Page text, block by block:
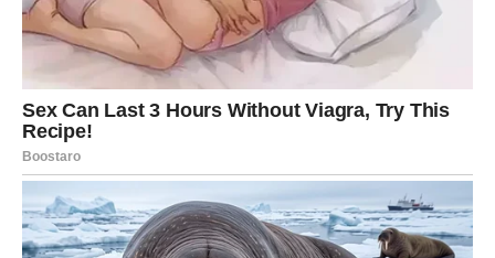
Zato ne dozvolite da vas strah zaustavi kada se pred
vama pojavi prilika koja djeluje prevelika.
Jer upravo ta prilika mogla bi biti početak bogatstva kakvo
niste ni zamišljali.
A zvijezde jasno poručuju – razlog zašto se sve ovo
događa baš vama jeste činjenica da ste svojim trudom,
inteligencijom konačno zaslužili da vam život vrati više